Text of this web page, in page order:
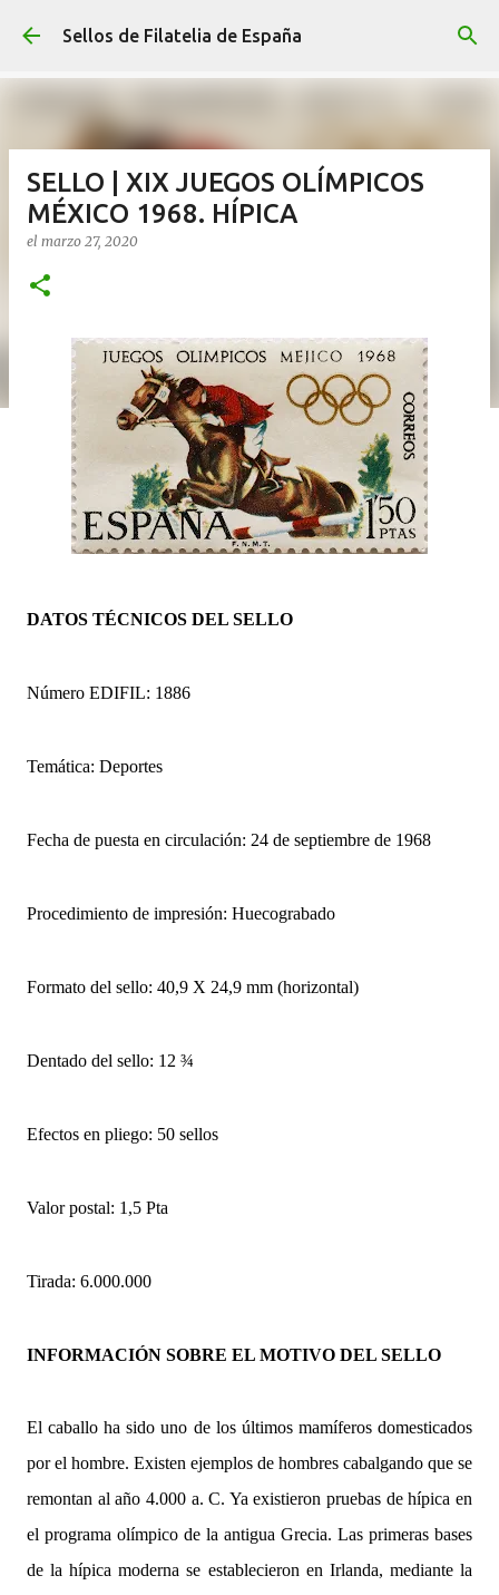
Ir al contenido principal
Sellos de Filatelia de España
SELLO | XIX JUEGOS OLÍMPICOS
MÉXICO 1968. HÍPICA
el marzo 27, 2020
DATOS TÉCNICOS DEL SELLO
Número EDIFIL: 1886
Temática: Deportes
Fecha de puesta en circulación: 24 de septiembre de 1968
Procedimiento de impresión: Huecograbado
Formato del sello: 40,9 X 24,9 mm (horizontal)
Dentado del sello: 12 ¾
Efectos en pliego: 50 sellos
Valor postal: 1,5 Pta
Tirada: 6.000.000
INFORMACIÓN SOBRE EL MOTIVO DEL SELLO
El caballo ha sido uno de los últimos mamíferos domesticados
por el hombre. Existen ejemplos de hombres cabalgando que se
remontan al año 4.000 a. C. Ya existieron pruebas de hípica en
el programa olímpico de la antigua Grecia. Las primeras bases
de la hípica moderna se establecieron en Irlanda, mediante la